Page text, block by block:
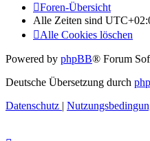
Foren-Übersicht
Alle Zeiten sind
Alle Cookies löschen
Powered by phpBB® Forum
Deutsche Übersetzung durch
Datenschutz |